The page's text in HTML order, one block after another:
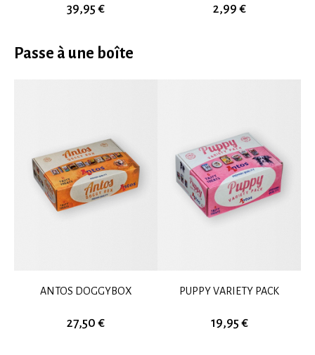
39,95 € 2,99 €
Passe à une boîte
ANTOS DOGGYBOX
27,50 €
PUPPY VARIETY PACK
19,95 €